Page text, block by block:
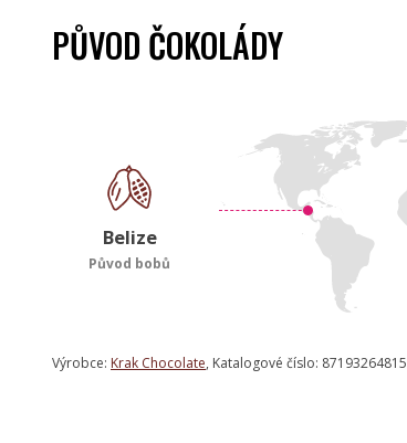
PŮVOD ČOKOLÁDY
Belize
Původ bobů
Výrobce: Krak Chocolate, Katalogové číslo: